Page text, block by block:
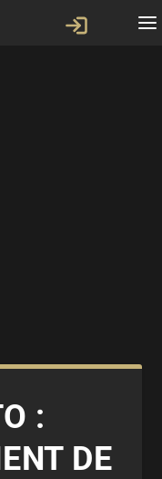
:
DE